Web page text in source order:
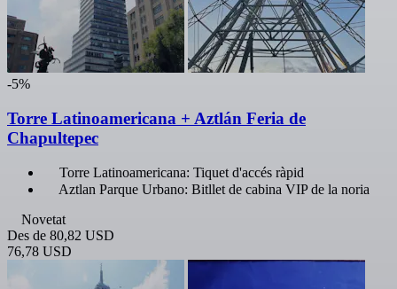
-5%
Torre Latinoamericana + Aztlán Feria de
Chapultepec
Torre Latinoamericana: Tiquet d'accés ràpid
Aztlan Parque Urbano: Bitllet de cabina VIP de la noria
Novetat
Des de 80,82 USD
76,78 USD